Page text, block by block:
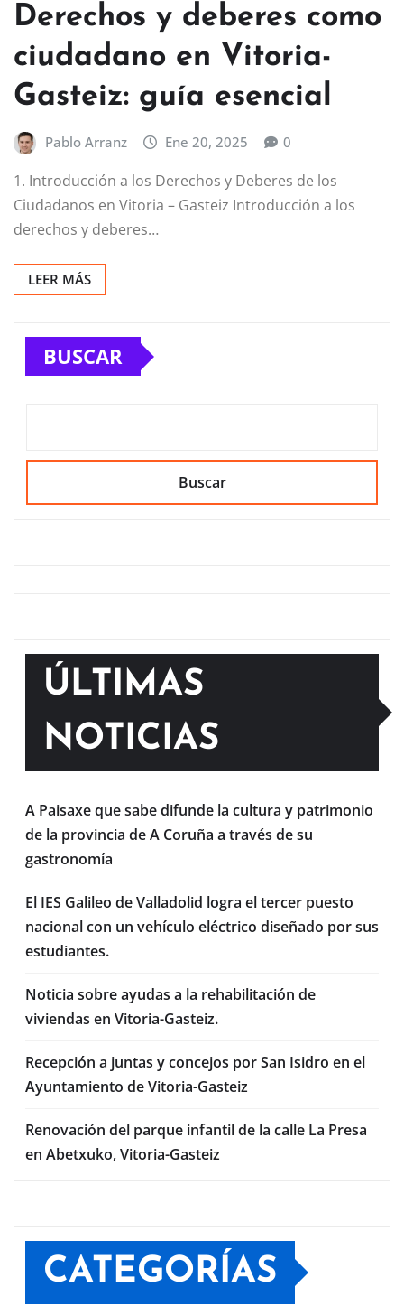
Derechos y deberes como
ciudadano en Vitoria-
Gasteiz: guía esencial
Pablo Arranz Ene 20, 2025 0
1. Introducción a los Derechos y Deberes de los
Ciudadanos en Vitoria – Gasteiz Introducción a los
derechos y deberes…
LEER MÁS
BUSCAR
Buscar
ÚLTIMAS
NOTICIAS
A Paisaxe que sabe difunde la cultura y patrimonio
de la provincia de A Coruña a través de su
gastronomía
El IES Galileo de Valladolid logra el tercer puesto
nacional con un vehículo eléctrico diseñado por sus
estudiantes.
Noticia sobre ayudas a la rehabilitación de
viviendas en Vitoria-Gasteiz.
Recepción a juntas y concejos por San Isidro en el
Ayuntamiento de Vitoria-Gasteiz
Renovación del parque infantil de la calle La Presa
en Abetxuko, Vitoria-Gasteiz
CATEGORÍAS